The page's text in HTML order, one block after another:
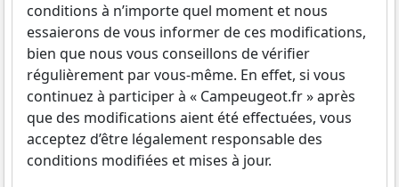
conditions à n’importe quel moment et nous
essaierons de vous informer de ces modifications,
bien que nous vous conseillons de vérifier
régulièrement par vous-même. En effet, si vous
continuez à participer à « Campeugeot.fr » après
que des modifications aient été effectuées, vous
acceptez d’être légalement responsable des
conditions modifiées et mises à jour.